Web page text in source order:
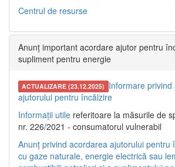
Centrul de resurse
Anunț important acordare ajutor pentru
supliment pentru energie
ACTUALIZARE (23.12.2025) Informare privind
ajutorului pentru încălzire
Informații utile referitoare la măsurile de
nr. 226/2021 - consumatorul vulnerabil
Anunț privind acordarea ajutorului pentru
cu gaze naturale, energie electrică sau